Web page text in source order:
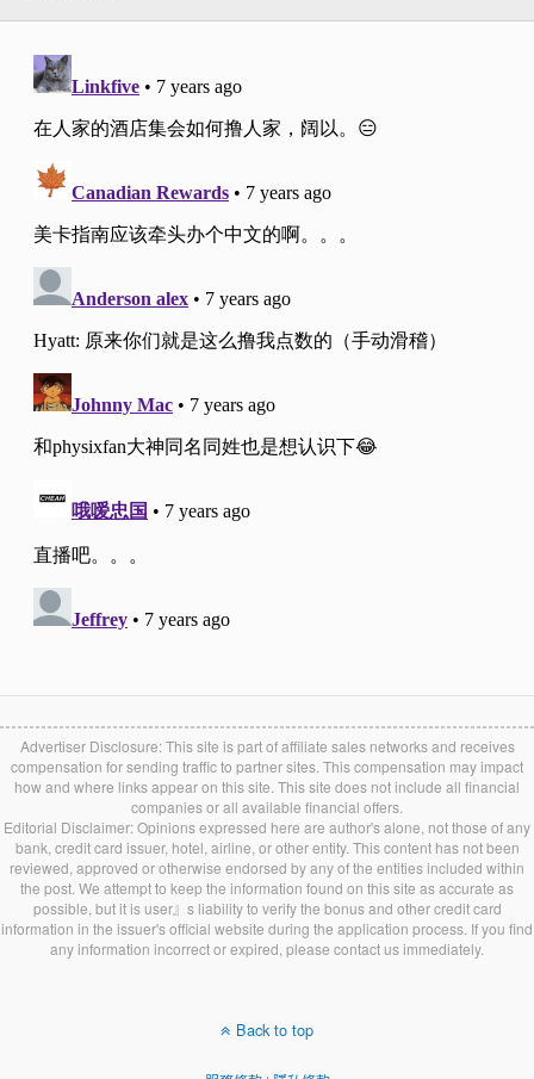
Advertiser Disclosure: This site is part of affiliate sales networks and receives
compensation for sending traffic to partner sites. This compensation may impact
how and where links appear on this site. This site does not include all financial
companies or all available financial offers.
Editorial Disclaimer: Opinions expressed here are author's alone, not those of any
bank, credit card issuer, hotel, airline, or other entity. This content has not been
reviewed, approved or otherwise endorsed by any of the entities included within
the post. We attempt to keep the information found on this site as accurate as
possible, but it is user』s liability to verify the bonus and other credit card
information in the issuer's official website during the application process. If you find
any information incorrect or expired, please contact us immediately.
Back to top